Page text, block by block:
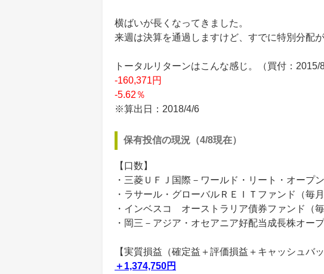
横ばいが長くなってきました。
来週は決算を通過しますけど、すでに特別分配
トータルリターンはこんな感じ。（買付：2015/8
-160,371円
-5.62％
※算出日：2018/4/6
保有投信の現況（4/8現在）
【口数】
・三菱ＵＦＪ国際－ワールド・リート・オープ
・ラサール・グローバルＲＥＩＴファンド（毎
・インベスコ オーストラリア債券ファンド（
・岡三－アジア・オセアニア好配当成長株オー
【実質損益（確定益＋評価損益＋キャッシュバッ
＋1,374,750円